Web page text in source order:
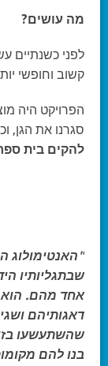
מה עושים?
לפני כשנתיים
קשוב וחופשי
הפרויקט היה
סגרנו את הגן,
להקים בית
"האנטימולוג
שבתגליותיו
אחד מהם.
דאגותיהם
שהשתעשעו
בנו להם